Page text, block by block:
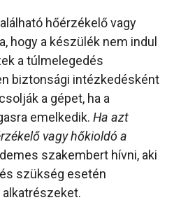
hőérzékelő vagy
hogy a készülék nem indul
a túlmelegedés
biztonsági intézkedésként
a gépet, ha a
emelkedik. Ha azt
vagy hőkioldó a
szakembert hívni, aki
szükség esetén